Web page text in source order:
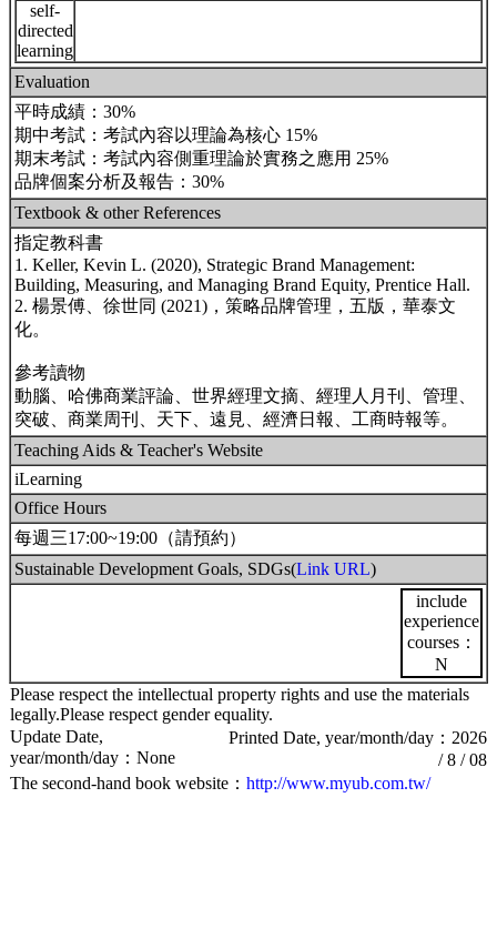
self-
directed
learning
Evaluation
平時成績：30%
期中考試：考試內容以理論為核心 15%
期末考試：考試內容側重理論於實務之應用 25%
品牌個案分析及報告：30%
Textbook & other References
指定教科書
1. Keller, Kevin L. (2020), Strategic Brand Management:
Building, Measuring, and Managing Brand Equity, Prentice Hall.
2. 楊景傅、徐世同 (2021)，策略品牌管理，五版，華泰文
化。
參考讀物
動腦、哈佛商業評論、世界經理文摘、經理人月刊、管理、
突破、商業周刊、天下、遠見、經濟日報、工商時報等。
Teaching Aids & Teacher's Website
iLearning
Office Hours
每週三17:00~19:00（請預約）
Sustainable Development Goals, SDGs(Link URL)
include
experience
courses：
N
Please respect the intellectual property rights and use the materials
legally.Please respect gender equality.
Update Date,
year/month/day：None
Printed Date, year/month/day：2026
/ 8 / 08
The second-hand book website： http://www.myub.com.tw/